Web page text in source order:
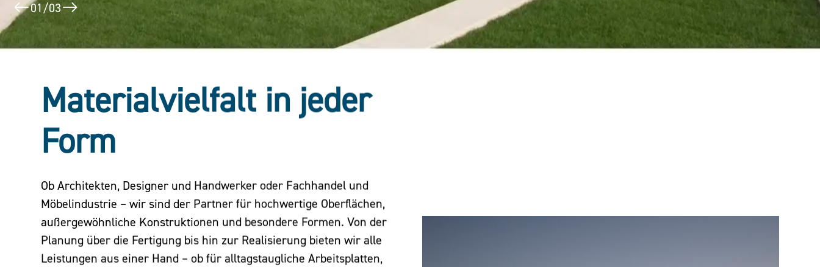
02/03
Materialvielfalt in jeder
Form
Ob Architekten, Designer und Handwerker oder Fachhandel und
Möbelindustrie – wir sind der Partner für hochwertige Oberflächen,
außergewöhnliche Konstruktionen und besondere Formen. Von der
Planung über die Fertigung bis hin zur Realisierung bieten wir alle
Leistungen aus einer Hand – ob für alltagstaugliche Arbeitsplatten,